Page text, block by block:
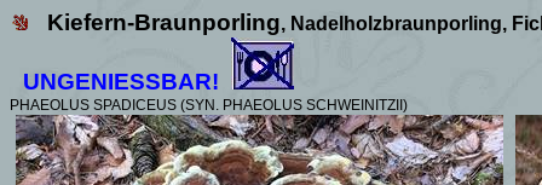
Kiefern-Braunporling, Nadelholzbraunporling,
UNGENIESSBAR!
PHAEOLUS SPADICEUS (SYN. PHAEOLUS SCHWEINITZII)